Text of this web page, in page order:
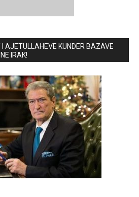
AJETULLAHEVE KUNDER BAZAVE
IRAK!